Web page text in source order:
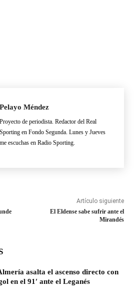
Pelayo Méndez
Proyecto de periodista. Redactor del Real
Sporting en Fondo Segunda. Lunes y Jueves
me escuchas en Radio Sporting.
Artículo siguiente
El Eldense sabe sufrir ante el
Mirandés
asalta el ascenso directo con
en el 91′ ante el Leganés